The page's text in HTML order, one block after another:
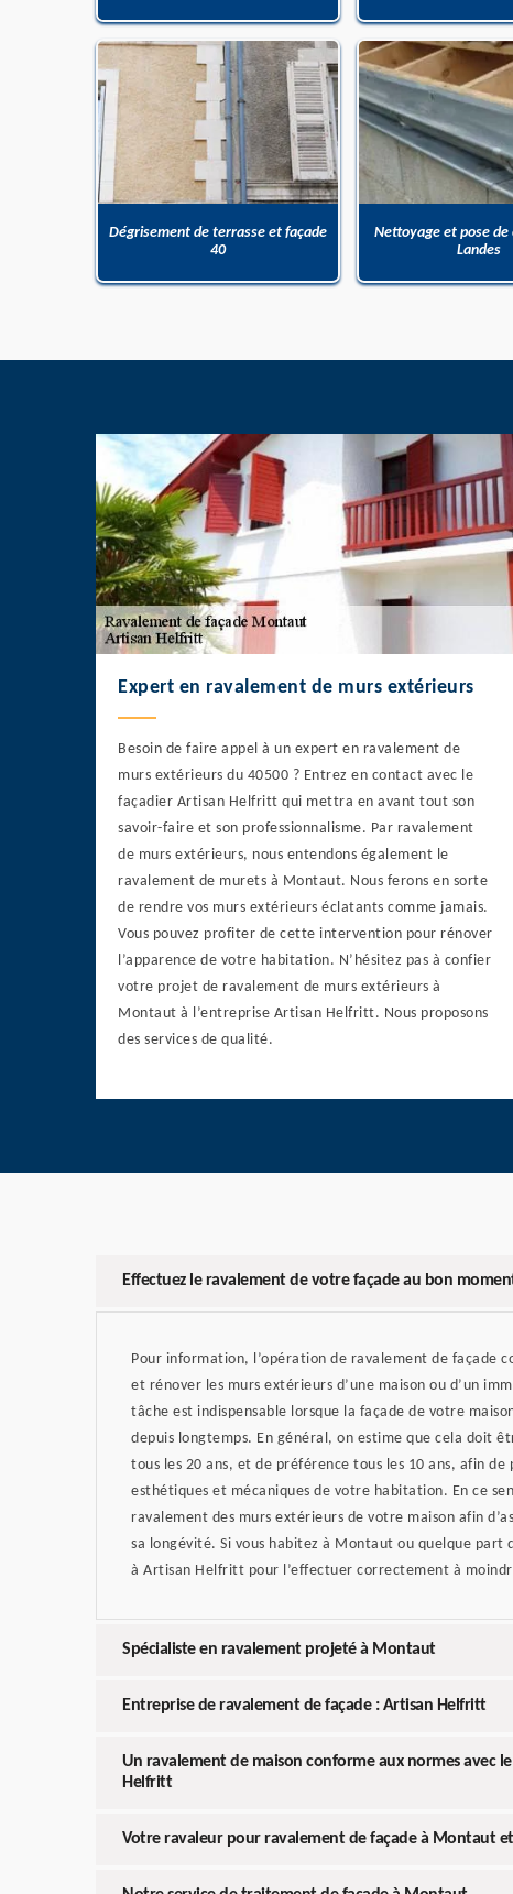
Dégrisement de terrasse et façade
40
Nettoyage et pose de
Landes
Expert en ravalement de murs extérieurs
Besoin de faire appel à un expert en ravalement de
murs extérieurs du 40500 ? Entrez en contact avec le
façadier Artisan Helfritt qui mettra en avant tout son
savoir-faire et son professionnalisme. Par ravalement
de murs extérieurs, nous entendons également le
ravalement de murets à Montaut. Nous ferons en sorte
de rendre vos murs extérieurs éclatants comme jamais.
Vous pouvez profiter de cette intervention pour rénover
l’apparence de votre habitation. N’hésitez pas à confier
votre projet de ravalement de murs extérieurs à
Montaut à l’entreprise Artisan Helfritt. Nous proposons
des services de qualité.
Effectuez le ravalement de votre façade au bon
Pour information, l’opération de ravalement de façade
et rénover les murs extérieurs d’une maison ou d’un
tâche est indispensable lorsque la façade de votre
depuis longtemps. En général, on estime que cela doit
tous les 20 ans, et de préférence tous les 10 ans, afin de
esthétiques et mécaniques de votre habitation. En ce
ravalement des murs extérieurs de votre maison afin
sa longévité. Si vous habitez à Montaut ou quelque part
à Artisan Helfritt pour l’effectuer correctement à
Spécialiste en ravalement projeté à Montaut
Entreprise de ravalement de façade : Artisan Helfritt
Un ravalement de maison conforme aux normes avec
Helfritt
Votre ravaleur pour ravalement de façade à Montaut